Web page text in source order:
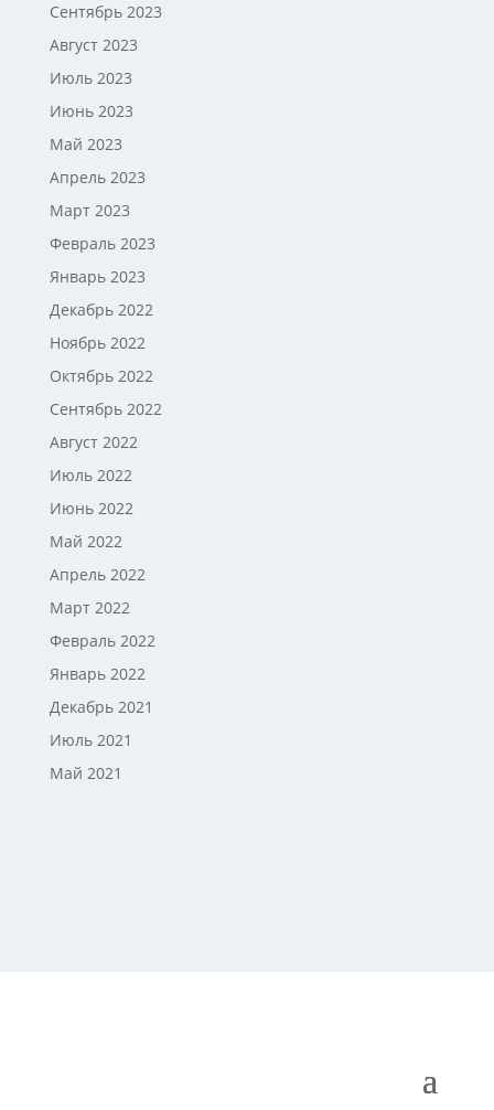
Сентябрь 2023
Август 2023
Июль 2023
Июнь 2023
Май 2023
Апрель 2023
Март 2023
Февраль 2023
Январь 2023
Декабрь 2022
Ноябрь 2022
Октябрь 2022
Сентябрь 2022
Август 2022
Июль 2022
Июнь 2022
Май 2022
Апрель 2022
Март 2022
Февраль 2022
Январь 2022
Декабрь 2021
Июль 2021
Май 2021